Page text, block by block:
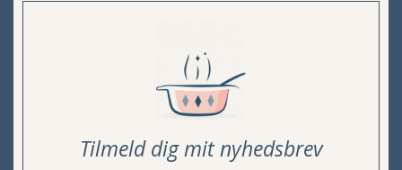
Tilmeld dig mit nyhedsbrev